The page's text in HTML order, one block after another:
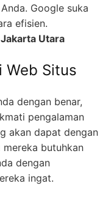
Google suka
efisien.
Utara
Web Situs
dengan benar,
pengalaman
akan dapat dengan
butuhkan
dengan
ingat.